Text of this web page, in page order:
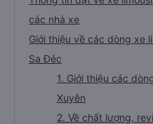
các nhà xe
Giới thiệu về các dòng xe
Sa Đéc
1. Giới thiệu các
Xuyên
2. Về chất lượng,